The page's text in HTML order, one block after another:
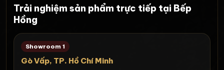
Trải nghiệm sản phẩm trực tiếp tại Bếp
Hồng
Showroom 1
Gò Vấp, TP. Hồ Chí Minh